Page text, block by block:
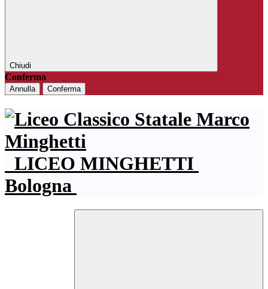
Chiudi
Conferma
Annulla Conferma
LICEO MINGHETTI
Bologna